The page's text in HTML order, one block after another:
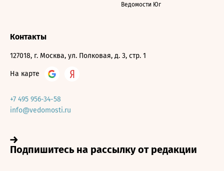
Ведомости Юг
Контакты
127018, г. Москва, ул. Полковая, д. 3, стр. 1
На карте
+7 495 956-34-58
info@vedomosti.ru